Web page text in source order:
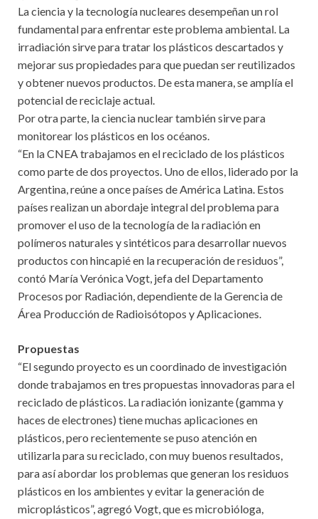
La ciencia y la tecnología nucleares desempeñan un rol
fundamental para enfrentar este problema ambiental. La
irradiación sirve para tratar los plásticos descartados y
mejorar sus propiedades para que puedan ser reutilizados
y obtener nuevos productos. De esta manera, se amplía el
potencial de reciclaje actual.
Por otra parte, la ciencia nuclear también sirve para
monitorear los plásticos en los océanos.
“En la CNEA trabajamos en el reciclado de los plásticos
como parte de dos proyectos. Uno de ellos, liderado por la
Argentina, reúne a once países de América Latina. Estos
países realizan un abordaje integral del problema para
promover el uso de la tecnología de la radiación en
polímeros naturales y sintéticos para desarrollar nuevos
productos con hincapié en la recuperación de residuos”,
contó María Verónica Vogt, jefa del Departamento
Procesos por Radiación, dependiente de la Gerencia de
Área Producción de Radioisótopos y Aplicaciones.
Propuestas
“El segundo proyecto es un coordinado de investigación
donde trabajamos en tres propuestas innovadoras para el
reciclado de plásticos. La radiación ionizante (gamma y
haces de electrones) tiene muchas aplicaciones en
plásticos, pero recientemente se puso atención en
utilizarla para su reciclado, con muy buenos resultados,
para así abordar los problemas que generan los residuos
plásticos en los ambientes y evitar la generación de
microplásticos”, agregó Vogt, que es microbióloga,